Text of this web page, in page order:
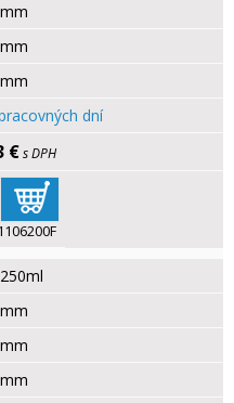
dní
€s DPH
250ml